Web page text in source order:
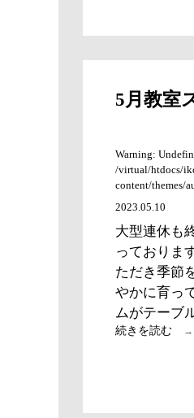
ー
お
勉
5月教室
Warning:
/virtual/htdocs/
content/themes/
2023.05.10
大型連休も
っておりま
ただき季節
やかに育っ
ムがテーブ
続きを読む
タ
→